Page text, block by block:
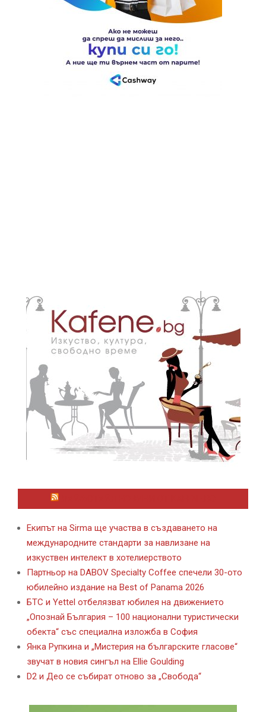
Екипът на Sirma ще участва в създаването на
международните стандарти за навлизане на
изкуствен интелект в хотелиерството
Партньор на DABOV Specialty Coffee спечели 30-ото
юбилейно издание на Best of Panama 2026
БТС и Yettel отбелязват юбилея на движението
„Опознай България – 100 национални туристически
обекта“ със специална изложба в София
Янка Рупкина и „Мистерия на българските гласове“
звучат в новия сингъл на Ellie Goulding
D2 и Део се събират отново за „Свобода“